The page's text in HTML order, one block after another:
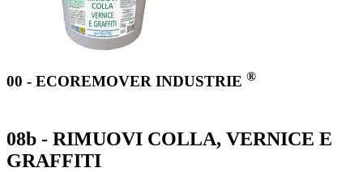
00 - ECOREMOVER INDUSTRIE ®
08b - RIMUOVI COLLA, VERNICE E
GRAFFITI